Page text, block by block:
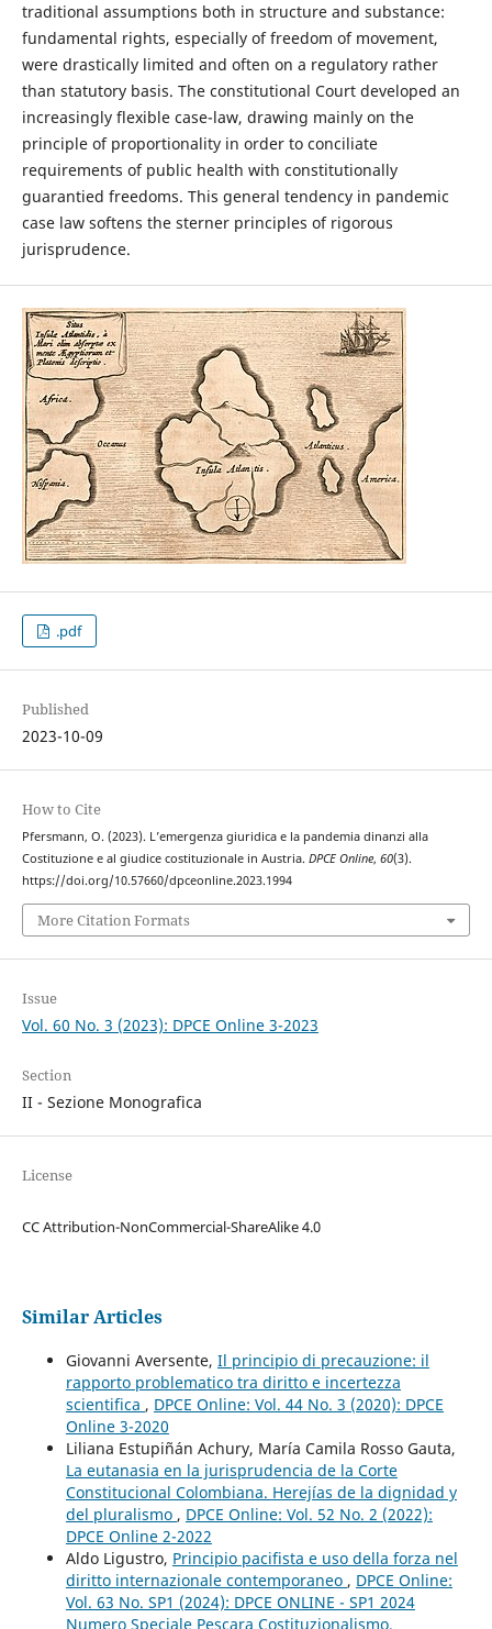
traditional assumptions both in structure and substance:
fundamental rights, especially of freedom of movement,
were drastically limited and often on a regulatory rather
than statutory basis. The constitutional Court developed an
increasingly flexible case-law, drawing mainly on the
principle of proportionality in order to conciliate
requirements of public health with constitutionally
guarantied freedoms. This general tendency in pandemic
case law softens the sterner principles of rigorous
jurisprudence.
.pdf
Published
2023-10-09
How to Cite
Pfersmann, O. (2023). L’emergenza giuridica e la pandemia dinanzi alla
Costituzione e al giudice costituzionale in Austria. DPCE Online, 60(3).
https://doi.org/10.57660/dpceonline.2023.1994
More Citation Formats
Issue
Vol. 60 No. 3 (2023): DPCE Online 3-2023
Section
II - Sezione Monografica
License
CC Attribution-NonCommercial-ShareAlike 4.0
Similar Articles
Giovanni Aversente, Il principio di precauzione: il
rapporto problematico tra diritto e incertezza
scientifica , DPCE Online: Vol. 44 No. 3 (2020): DPCE
Online 3-2020
Liliana Estupiñán Achury, María Camila Rosso Gauta,
La eutanasia en la jurisprudencia de la Corte
Constitucional Colombiana. Herejías de la dignidad y
del pluralismo , DPCE Online: Vol. 52 No. 2 (2022):
DPCE Online 2-2022
Aldo Ligustro, Principio pacifista e uso della forza nel
diritto internazionale contemporaneo , DPCE Online:
Vol. 63 No. SP1 (2024): DPCE ONLINE - SP1 2024
Numero Speciale Pescara Costituzionalismo,